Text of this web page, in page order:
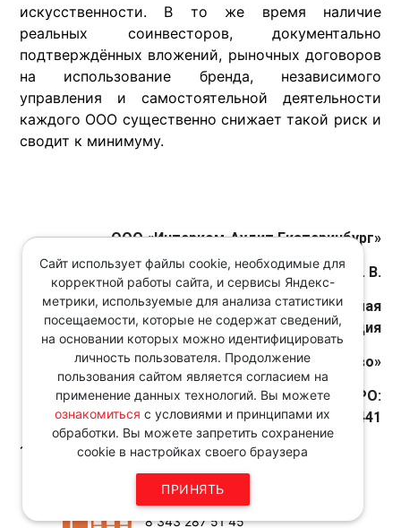
искусственности. В то же время наличие
реальных соинвесторов, документально
подтверждённых вложений, рыночных договоров
на использование бренда, независимого
управления и самостоятельной деятельности
каждого ООО существенно снижает такой риск и
сводит к минимуму.
ООО«Интерком-Аудит Екатеринбург»
Директор Балашенко Е. В.
Действительный член СРО«Саморегулируемая
организация
аудиторов Ассоциация «Содружество»
Дата и номер решения о приеме в члены СРО:
20.03.2020 № 441
19.09.2025
Сайт использует файлы cookie, необходимые для
корректной работы сайта, и сервисы Яндекс-
метрики, используемые для анализа статистики
посещаемости, которые не содержат сведений,
на основании которых можно идентифицировать
личность пользователя. Продолжение
пользования сайтом является согласием на
применение данных технологий. Вы можете
ознакомиться с условиями и принципами их
обработки. Вы можете запретить сохранение
cookie в настройках своего браузера
ПРИНЯТЬ
Звоните по телефону в рабочие
дни с 9:00 до 18:00
8 343 287 51 45